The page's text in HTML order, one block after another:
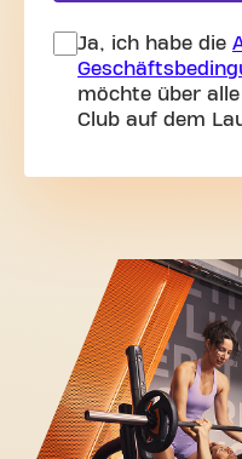
Ja, ich habe die
möchte über
Club auf dem